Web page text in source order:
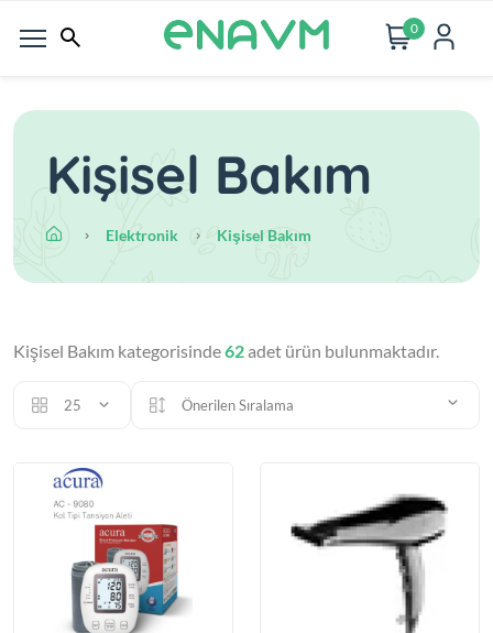
0
Kişisel Bakım
Elektronik Kişisel Bakım
Kişisel Bakım kategorisinde62adet ürün bulunmaktadır.
25 Önerilen Sıralama